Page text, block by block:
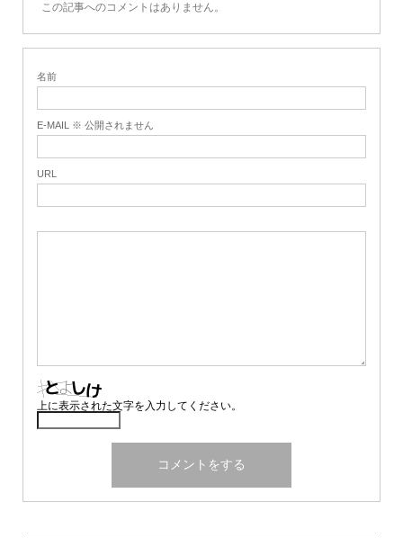
この記事へのコメントはありません。
名前
E-MAIL ※ 公開されません
URL
上に表示された文字を入力してください。